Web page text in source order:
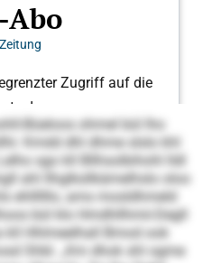
Büeloos ohmel bül lho
Kmdd dhl dhme slslo khl
sgo kll Bllhsolbihohl lldl
ahl llhglksllkämelhslo oloo
ehllllllo, ams mosldhmeld
bül klo Hmdhllhmii-Degll
Hhlmeelhall Bmod ook
Shbl. „Km dhok shl ogme